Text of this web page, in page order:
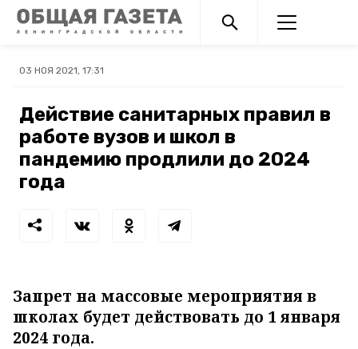
03 НОЯ 2021, 17:31
Действие санитарных правил в
работе вузов и школ в
пандемию продлили до 2024
года
Запрет на массовые мероприятия в
школах будет действовать до 1 января
2024 года.